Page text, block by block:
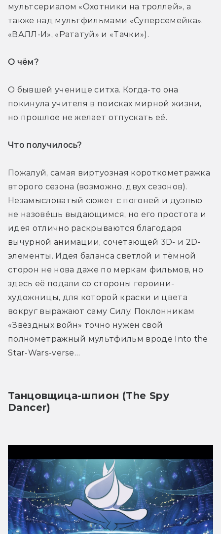
мультсериалом «Охотники на троллей», а
также над мультфильмами «Суперсемейка»,
«ВАЛЛ-И», «Рататуй» и «Тачки»).
О чём?
О бывшей ученице ситха. Когда-то она
покинула учителя в поисках мирной жизни,
но прошлое не желает отпускать её.
Что получилось?
Пожалуй, самая виртуозная короткометражка
второго сезона (возможно, двух сезонов).
Незамысловатый сюжет с погоней и дуэлью
не назовёшь выдающимся, но его простота и
идея отлично раскрываются благодаря
вычурной анимации, сочетающей 3D- и 2D-
элементы. Идея баланса светлой и тёмной
сторон не нова даже по меркам фильмов, но
здесь её подали со стороны героини-
художницы, для которой краски и цвета
вокруг выражают саму Силу. Поклонникам
«Звёздных войн» точно нужен свой
полнометражный мультфильм вроде Into the
Star-Wars-verse…
Танцовщица-шпион (The Spy
Dancer)